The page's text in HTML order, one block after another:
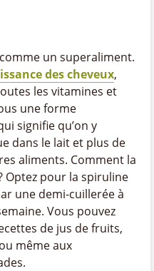
un superaliment.
des cheveux,
les vitamines et
une forme
signifie qu’on y
dans le lait et plus de
aliments. Comment la
Optez pour la spiruline
une demi-cuillerée à
Vous pouvez
de jus de fruits,
même aux